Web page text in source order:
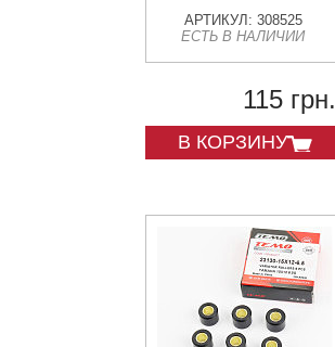
АРТИКУЛ: 308525
ЕСТЬ В НАЛИЧИИ
115 грн.
В КОРЗИНУ